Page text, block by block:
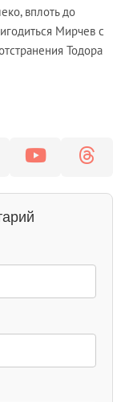
вплоть до
Мирчев с
Тодора